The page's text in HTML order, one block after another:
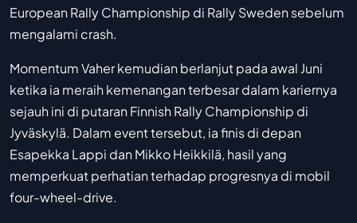
European Rally Championship di Rally Sweden sebelum
mengalami crash.
Momentum Vaher kemudian berlanjut pada awal Juni
ketika ia meraih kemenangan terbesar dalam kariernya
sejauh ini di putaran Finnish Rally Championship di
Jyväskylä. Dalam event tersebut, ia finis di depan
Esapekka Lappi dan Mikko Heikkilä, hasil yang
memperkuat perhatian terhadap progresnya di mobil
four-wheel-drive.